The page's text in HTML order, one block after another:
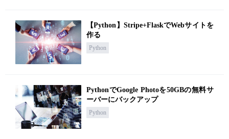
【Python】Stripe+FlaskでWebサイトを
作る
Python
PythonでGoogle Photoを50GBの無料サ
ーバーにバックアップ
Python